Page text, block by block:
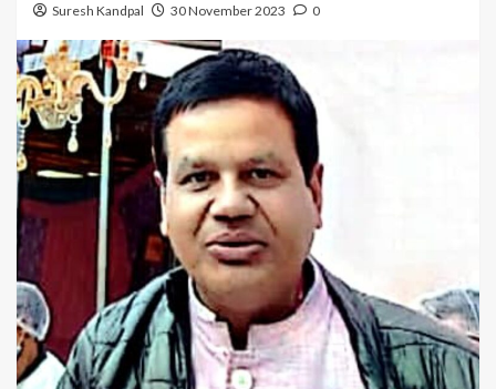
Suresh Kandpal 30 November 2023 0